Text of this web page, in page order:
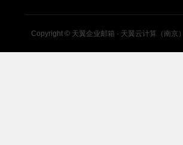
Copyright © 天翼企业邮箱 · 天翼云计算（南京